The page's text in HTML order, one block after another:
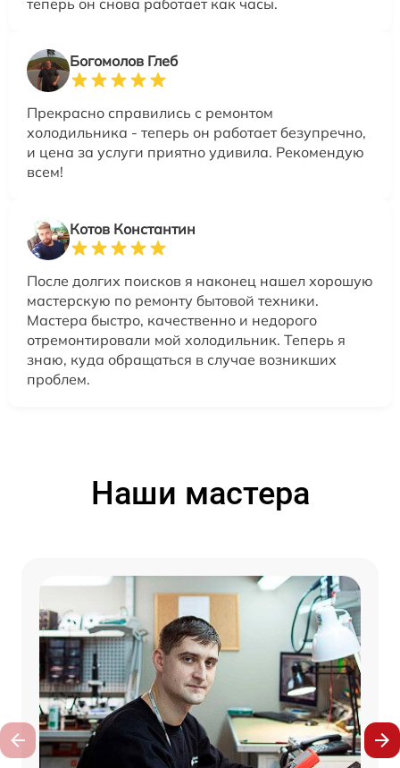
теперь он снова работает как часы.
Богомолов Глеб
Прекрасно справились с ремонтом
холодильника - теперь он работает безупречно,
и цена за услуги приятно удивила. Рекомендую
всем!
Котов Константин
После долгих поисков я наконец нашел хорошую
мастерскую по ремонту бытовой техники.
Мастера быстро, качественно и недорого
отремонтировали мой холодильник. Теперь я
знаю, куда обращаться в случае возникших
проблем.
Наши мастера